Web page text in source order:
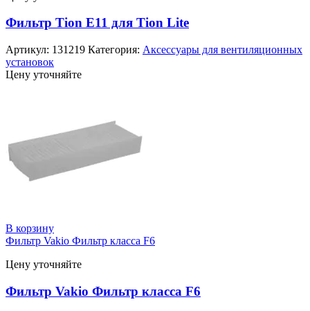
Фильтр Tion E11 для Tion Lite
Артикул: 131219 Категория: Аксессуары для вентиляционных
установок
Цену уточняйте
В корзину
Фильтр Vakio Фильтр класса F6
Цену уточняйте
Фильтр Vakio Фильтр класса F6